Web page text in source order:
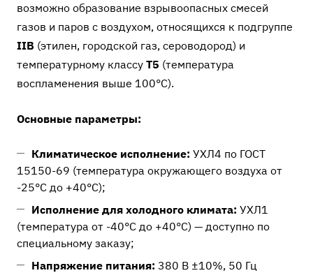
возможно образование взрывоопасных смесей
газов и паров с воздухом, относящихся к подгруппе
IIB (этилен, городской газ, сероводород) и
температурному классу T5 (температура
воспламенения выше 100°C).
Основные параметры:
Климатическое исполнение: УХЛ4 по ГОСТ
15150-69 (температура окружающего воздуха от
-25°C до +40°C);
Исполнение для холодного климата: УХЛ1
(температура от -40°C до +40°C) — доступно по
специальному заказу;
Напряжение питания: 380 В ±10%, 50 Гц